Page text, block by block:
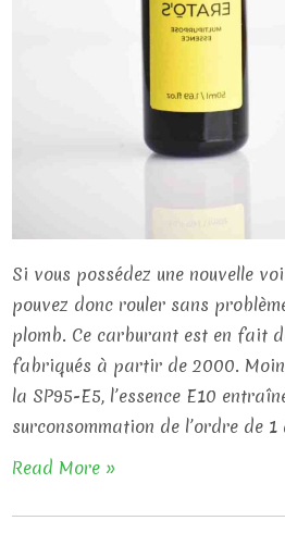
Si vous possédez une nouvelle
pouvez donc rouler sans
plomb. Ce carburant est en fait
fabriqués à partir de 2000.
la SP95-E5, l’essence E10
surconsommation de l’ordre de
Read More »